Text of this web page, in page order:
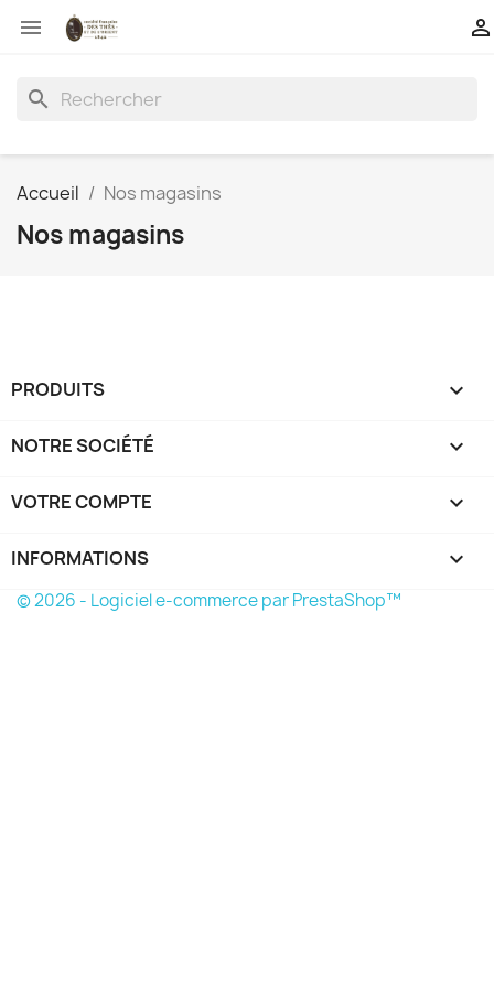
 
search
Accueil Nos magasins
Nos magasins
PRODUITS 
NOTRE SOCIÉTÉ 
VOTRE COMPTE 
INFORMATIONS keyboard_arrow_down
© 2026 - Logiciel e-commerce par PrestaShop™